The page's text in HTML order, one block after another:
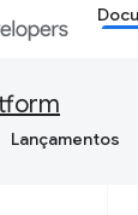
Lançamentos